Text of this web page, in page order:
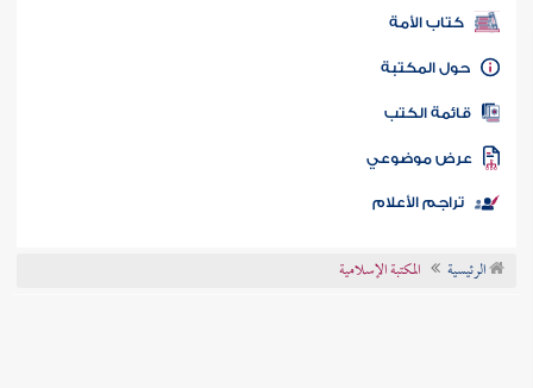
كتب PDF
كتاب الأمة
المكتبة
الكتب
موضوعي
تراجم الأعلام
الرئيسية المكتبة الإسلامية